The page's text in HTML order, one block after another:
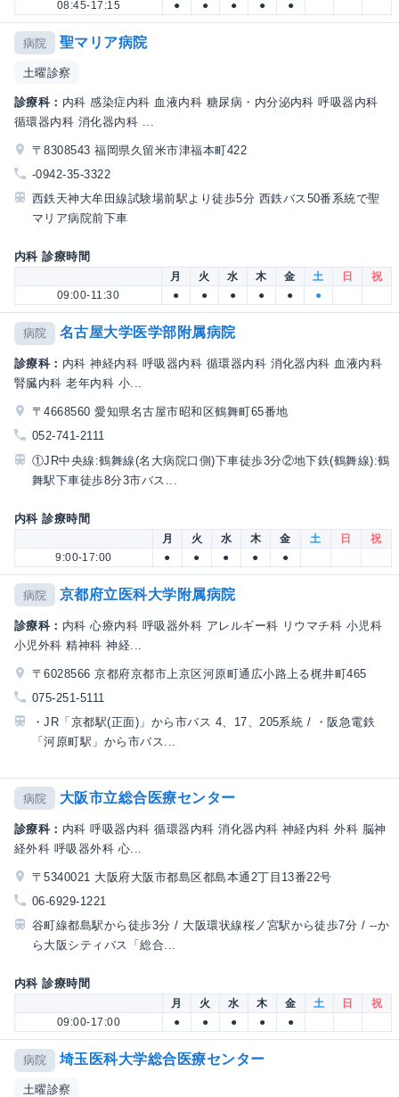
08:45-17:15 ● ● ● ● ●
病院 聖マリア病院
土曜診察
診療科： 内科 感染症内科 血液内科 糖尿病・内分泌内科 呼吸器内科
循環器内科 消化器内科 ...
〒8308543 福岡県久留米市津福本町422
-0942-35-3322
西鉄天神大牟田線試験場前駅より徒歩5分 西鉄バス50番系統で聖
マリア病院前下車
内科 診療時間
月 火 水 木 金 土 日
祝
09:00-11:30
● ● ● ● ● ●
病院 名古屋大学医学部附属病院
診療科： 内科 神経内科 呼吸器内科 循環器内科 消化器内科 血液内科
腎臓内科 老年内科 小...
〒4668560 愛知県名古屋市昭和区鶴舞町65番地
052-741-2111
①JR中央線:鶴舞線(名大病院口側)下車徒歩3分②地下鉄(鶴舞線):鶴
舞駅下車徒歩8分3市バス...
内科 診療時間
月 火 水 木 金 土 日
祝
9:00-17:00
● ● ● ● ●
病院 京都府立医科大学附属病院
診療科： 内科 心療内科 呼吸器外科 アレルギー科 リウマチ科 小児科
小児外科 精神科 神経...
〒6028566 京都府京都市上京区河原町通広小路上る梶井町465
075-251-5111
・JR「京都駅(正面)」から市バス 4、17、205系統 / ・阪急電鉄
「河原町駅」から市バス...
病院 大阪市立総合医療センター
診療科： 内科 呼吸器内科 循環器内科 消化器内科 神経内科 外科 脳神
経外科 呼吸器外科 心...
〒5340021 大阪府大阪市都島区都島本通2丁目13番22号
06-6929-1221
谷町線都島駅から徒歩3分 / 大阪環状線桜ノ宮駅から徒歩7分 / --か
ら大阪シティバス「総合...
内科 診療時間
月 火 水 木 金 土 日
祝
09:00-17:00
● ● ● ● ●
病院 埼玉医科大学総合医療センター
土曜診察